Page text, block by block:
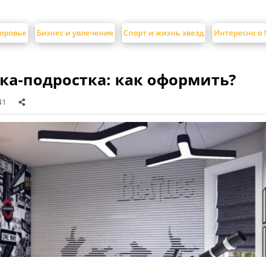
Бизнес и увлечения Спорт и жизнь звезд Интересно о
подростка: как оформить?